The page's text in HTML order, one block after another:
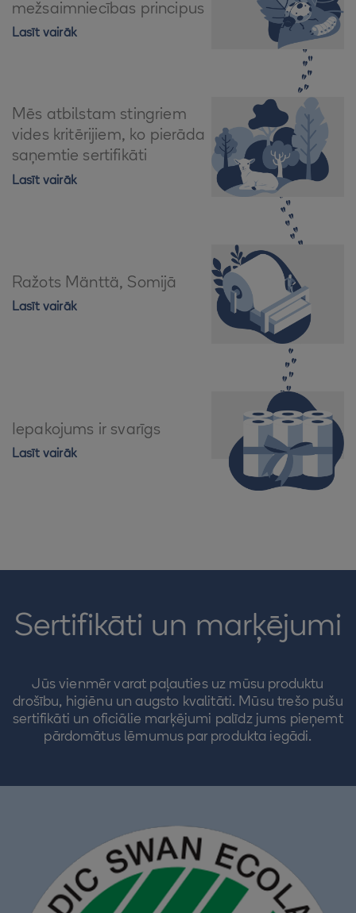
mežsaimniecības principus
Lasīt vairāk
Mēs atbilstam stingriem
vides kritērijiem, ko pierāda
saņemtie sertifikāti
Lasīt vairāk
Ražots Mänttä, Somijā
Lasīt vairāk
Iepakojums ir svarīgs
Lasīt vairāk
Sertifikāti un marķējumi
Jūs vienmēr varat paļauties uz mūsu produktu
drošību, higiēnu un augsto kvalitāti. Mūsu trešo pušu
sertifikāti un oficiālie marķējumi palīdz jums pieņemt
pārdomātus lēmumus par produkta iegādi.